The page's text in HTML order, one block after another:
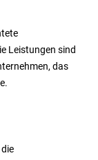
Leistungen sind
das